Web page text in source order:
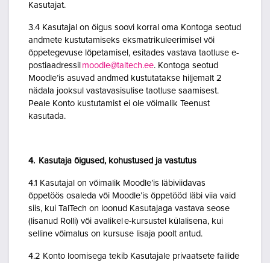
Kasutajat.
3.4 Kasutajal on õigus soovi korral oma Kontoga seotud
andmete kustutamiseks eksmatrikuleerimisel või
õppetegevuse lõpetamisel, esitades vastava taotluse e-
postiaadressil moodle@taltech.ee. Kontoga seotud
Moodle’is asuvad andmed kustutatakse hiljemalt 2
nädala jooksul vastavasisulise taotluse saamisest.
Peale Konto kustutamist ei ole võimalik Teenust
kasutada.
4. Kasutaja õigused, kohustused ja vastutus
4.1 Kasutajal on võimalik Moodle’is läbiviidavas
õppetöös osaleda või Moodle’is õppetööd läbi viia vaid
siis, kui TalTech on loonud Kasutajaga vastava seose
(lisanud Rolli) või avalikel e-kursustel külalisena, kui
selline võimalus on kursuse lisaja poolt antud.
4.2 Konto loomisega tekib Kasutajale privaatsete failide